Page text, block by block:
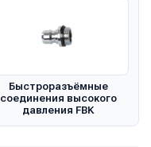
Быстроразъёмные
соединения высокого
давления FBK